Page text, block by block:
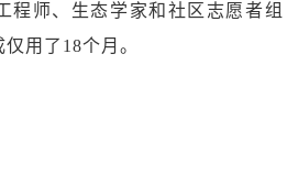
程师、生态学家和社区志愿者组
用了18个月。